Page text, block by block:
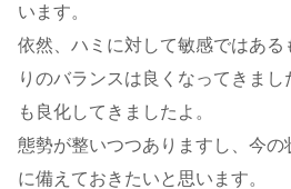
います。
依然、ハミに対して敏感ではあ
りのバランスは良くなってきま
も良化してきましたよ。
態勢が整いつつありますし、今
に備えておきたいと思います。